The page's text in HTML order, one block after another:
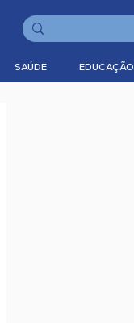
SAÚDE EDUCAÇÃO